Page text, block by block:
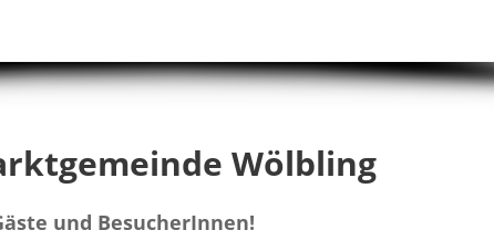
Wölbling
und BesucherInnen!